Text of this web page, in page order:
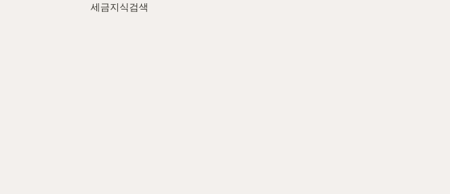
구별이 필요할 때 함께 확인하세요.
세금지식검색